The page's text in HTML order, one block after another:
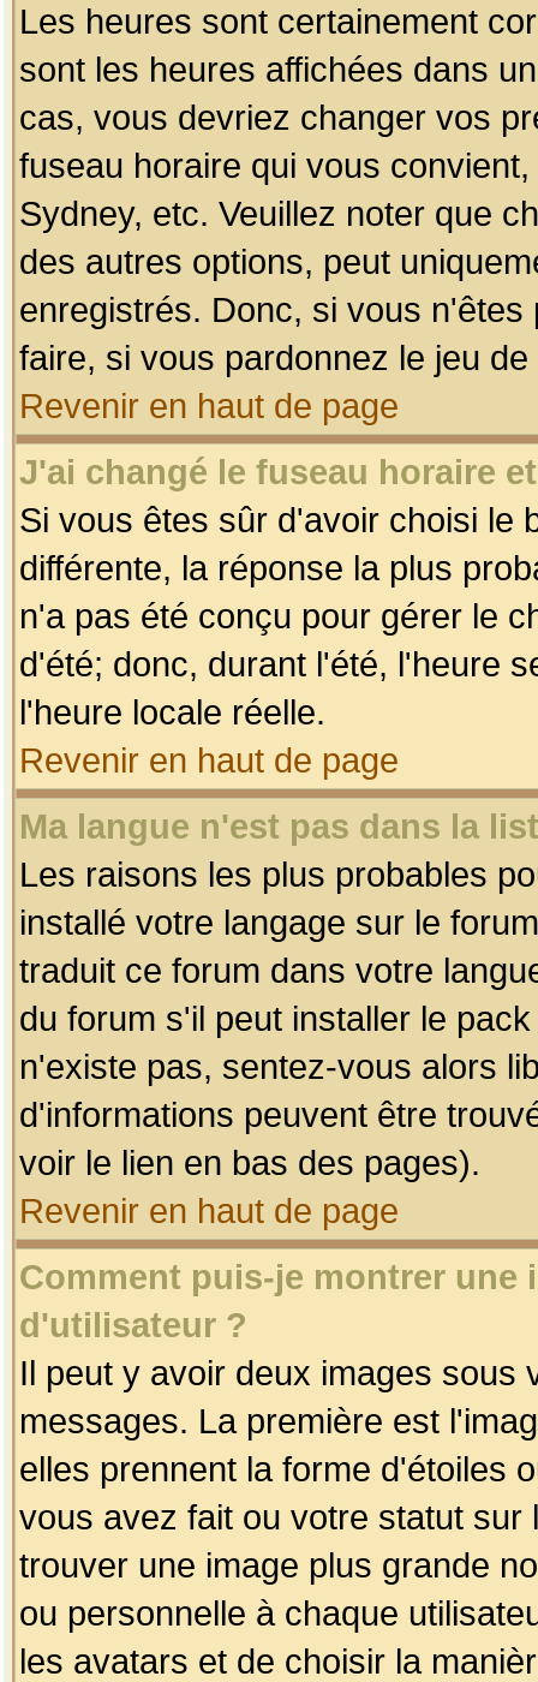
Les heures sont certainement
sont les heures affichées dans
cas, vous devriez changer vos
fuseau horaire qui vous
Sydney, etc. Veuillez noter que
des autres options, peut
enregistrés. Donc, si vous
faire, si vous pardonnez le jeu
Revenir en haut de page
J'ai changé le fuseau horaire
Si vous êtes sûr d'avoir choisi le
différente, la réponse la plus
n'a pas été conçu pour gérer le
d'été; donc, durant l'été, l'heure
l'heure locale réelle.
Revenir en haut de page
Ma langue n'est pas dans la
Les raisons les plus probables
installé votre langage sur le
traduit ce forum dans votre
du forum s'il peut installer le
n'existe pas, sentez-vous alors
d'informations peuvent être
voir le lien en bas des pages).
Revenir en haut de page
Comment puis-je montrer une
d'utilisateur ?
Il peut y avoir deux images sous
messages. La première est
elles prennent la forme d'étoiles
vous avez fait ou votre statut
trouver une image plus grande
ou personnelle à chaque
les avatars et de choisir la